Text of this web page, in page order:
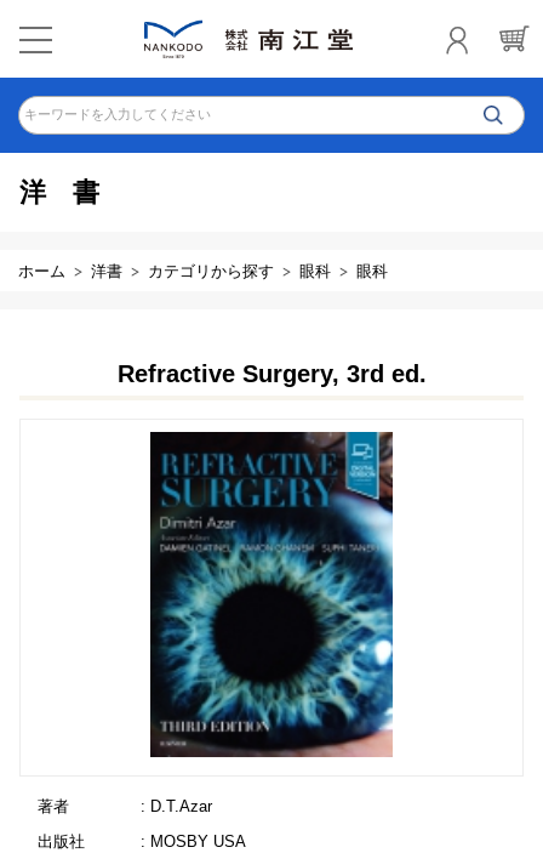
キーワードを入力してください
洋書
ホーム 洋書 カテゴリから探す 眼科 眼科
Refractive Surgery, 3rd ed.
著者
: D.T.Azar
出版社
: MOSBY USA